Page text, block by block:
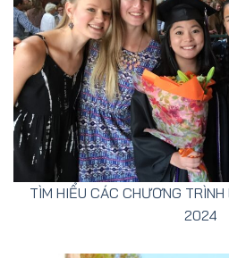
TÌM HIỂU CÁC CHƯƠNG
2024